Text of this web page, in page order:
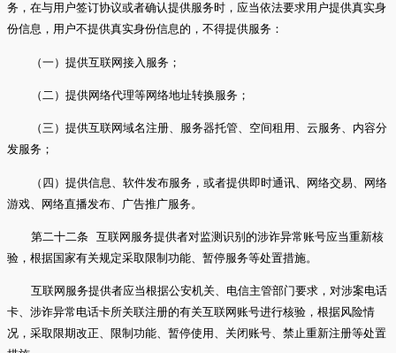
务，在与用户签订协议或者确认提供服务时，应当依法要求用户提供真实身
份信息，用户不提供真实身份信息的，不得提供服务：
（一）提供互联网接入服务；
（二）提供网络代理等网络地址转换服务；
（三）提供互联网域名注册、服务器托管、空间租用、云服务、内容分
发服务；
（四）提供信息、软件发布服务，或者提供即时通讯、网络交易、网络
游戏、网络直播发布、广告推广服务。
第二十二条 互联网服务提供者对监测识别的涉诈异常账号应当重新核
验，根据国家有关规定采取限制功能、暂停服务等处置措施。
互联网服务提供者应当根据公安机关、电信主管部门要求，对涉案电话
卡、涉诈异常电话卡所关联注册的有关互联网账号进行核验，根据风险情
况，采取限期改正、限制功能、暂停使用、关闭账号、禁止重新注册等处置